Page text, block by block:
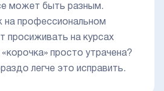
может быть разным.
профессиональном
просиживать на курсах
просто утрачена?
легче это исправить.